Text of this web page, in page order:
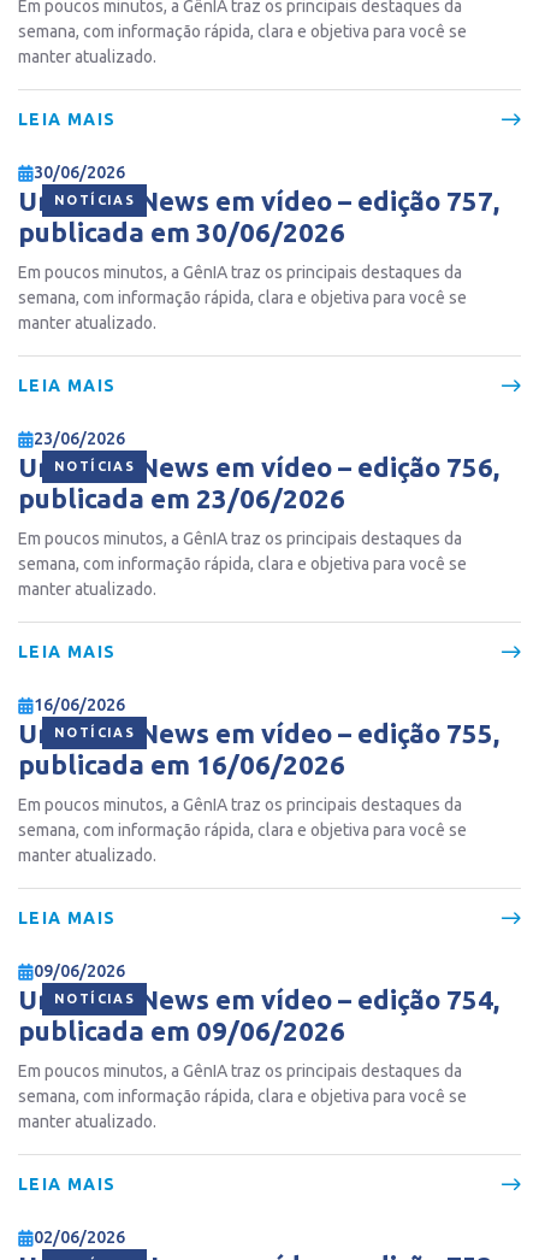
Em poucos minutos, a GênIA traz os principais destaques da
semana, com informação rápida, clara e objetiva para você se
manter atualizado.
LEIA MAIS
NOTÍCIAS
30/06/2026
Ur Gente News em vídeo – edição 757,
publicada em 30/06/2026
Em poucos minutos, a GênIA traz os principais destaques da
semana, com informação rápida, clara e objetiva para você se
manter atualizado.
LEIA MAIS
NOTÍCIAS
23/06/2026
Ur Gente News em vídeo – edição 756,
publicada em 23/06/2026
Em poucos minutos, a GênIA traz os principais destaques da
semana, com informação rápida, clara e objetiva para você se
manter atualizado.
LEIA MAIS
NOTÍCIAS
16/06/2026
Ur Gente News em vídeo – edição 755,
publicada em 16/06/2026
Em poucos minutos, a GênIA traz os principais destaques da
semana, com informação rápida, clara e objetiva para você se
manter atualizado.
LEIA MAIS
NOTÍCIAS
09/06/2026
Ur Gente News em vídeo – edição 754,
publicada em 09/06/2026
Em poucos minutos, a GênIA traz os principais destaques da
semana, com informação rápida, clara e objetiva para você se
manter atualizado.
LEIA MAIS
02/06/2026